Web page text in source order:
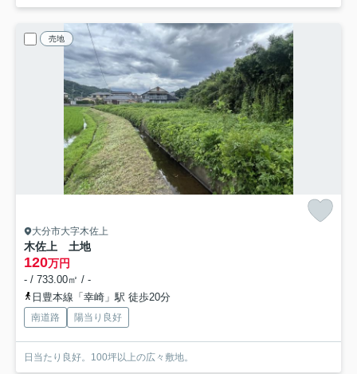
売地
大分市大字木佐上
木佐上 土地
120万円
- / 733.00㎡ / -
日豊本線「幸崎」駅 徒歩20分
南道路 陽当り良好
日当たり良好。100坪以上の広々敷地。